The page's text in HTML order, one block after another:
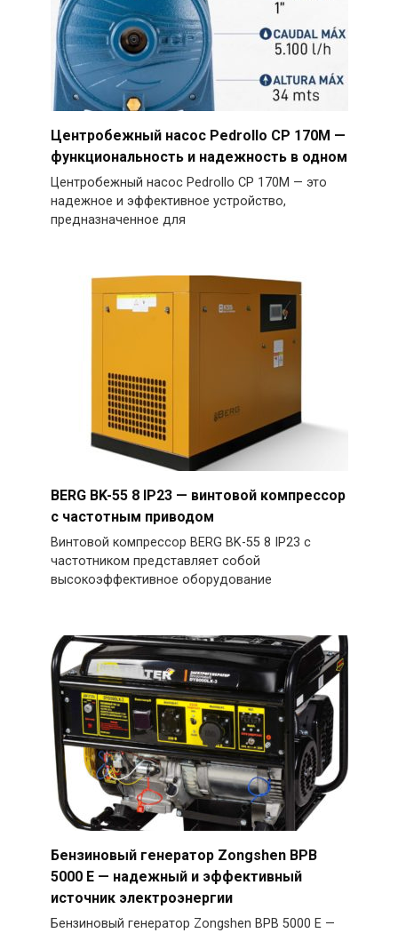
Центробежный насос Pedrollo CP 170M —
функциональность и надежность в одном
Центробежный насос Pedrollo CP 170M — это
надежное и эффективное устройство,
предназначенное для
BERG BK-55 8 IP23 — винтовой компрессор
с частотным приводом
Винтовой компрессор BERG BK-55 8 IP23 с
частотником представляет собой
высокоэффективное оборудование
Бензиновый генератор Zongshen BPB
5000 E — надежный и эффективный
источник электроэнергии
Бензиновый генератор Zongshen BPB 5000 E —